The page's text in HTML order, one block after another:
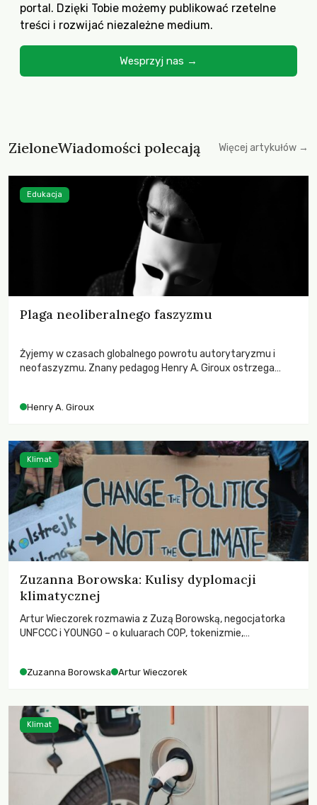
portal. Dzięki Tobie możemy publikować rzetelne
treści i rozwijać niezależne medium.
Wesprzyj nas →
ZieloneWiadomości polecają Więcej artykułów →
Plaga neoliberalnego faszyzmu
Żyjemy w czasach globalnego powrotu autorytaryzmu i
neofaszyzmu. Znany pedagog Henry A. Giroux ostrzega
wychowają świadomych obywateli?
Henry A. Giroux
Edukacja
Zuzanna Borowska: Kulisy dyplomacji
klimatycznej
Artur Wieczorek rozmawia z Zuzą Borowską, negocjatorka
UNFCCC i YOUNGO – o kuluarach COP, tokenizmie,
Zuzanna Borowska Artur Wieczorek
Klimat
Klimat